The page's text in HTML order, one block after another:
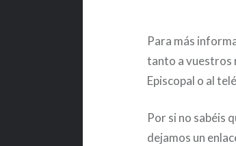
Para más
tanto a vuestros
Episcopal o al
Por si no sabéis
dejamos un